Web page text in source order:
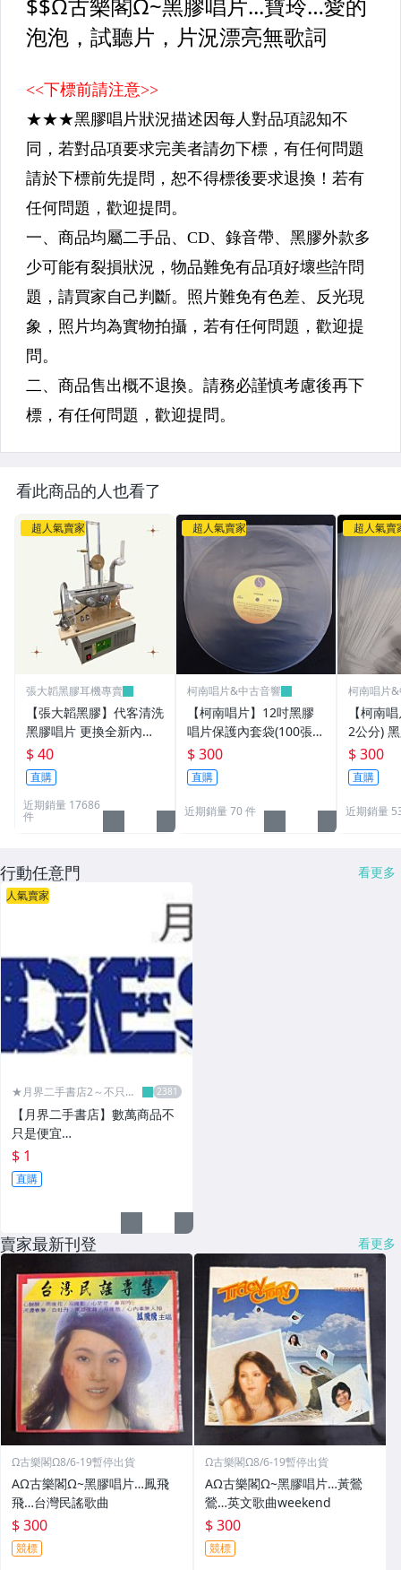
看此商品的人也看了
超人氣賣家
張大韜黑膠耳機專賣
【張大韜黑膠】代客清洗
黑膠唱片 更換全新內套
(內袋)外套(外袋) 採用汪
式超音波洗唱片機 洗片
$ 40
直購
近期銷量 17686
件
超人氣賣家
柯南唱片&中古音響
【柯南唱片】12吋黑膠
唱片保護內套袋(100張/
包) 抗靜電半圓內套袋(台
灣製高品質)
$ 300
直購
近期銷量 70 件
超人氣賣
柯南唱片
【柯南
2公分)
護 外套
100張(
$ 300
直購
近期銷量
行動任意門 看更多
人氣賣家
★月界二手書店2～不只是
【月界二手書店】數萬商品不
只是便宜…
$ 1
直購
賣家最新刊登 看更多
Ω古樂閣Ω8/6-19暫停出貨
AΩ古樂閣Ω~黑膠唱片…鳳飛
飛…台灣民謠歌曲
$ 300
競標
Ω古樂閣Ω8/6-19暫停出貨
AΩ古樂閣Ω~黑膠唱片…黃鶯
鶯…英文歌曲weekend
$ 300
競標